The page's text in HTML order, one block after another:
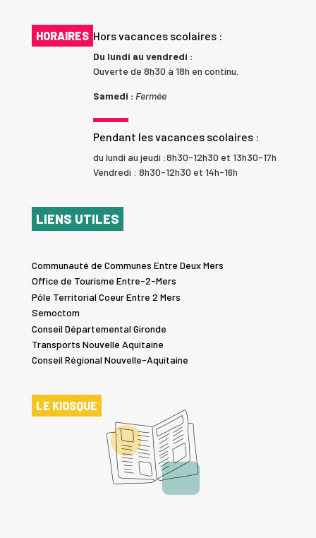
HORAIRES Hors vacances scolaires :
Du lundi au vendredi :
Ouverte de 8h30 à 18h en continu.
Samedi : Fermée
Pendant les vacances scolaires :
du lundi au jeudi :8h30-12h30 et 13h30-17h
Vendredi : 8h30-12h30 et 14h-16h
LIENS UTILES
Communauté de Communes Entre Deux Mers
Office de Tourisme Entre-2-Mers
Pôle Territorial Coeur Entre 2 Mers
Semoctom
Conseil Départemental Gironde
Transports Nouvelle Aquitaine
Conseil Régional Nouvelle-Aquitaine
LE KIOSQUE